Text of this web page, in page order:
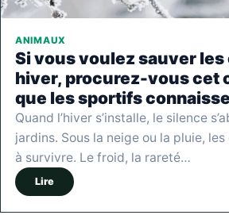
ANIMAUX
Si vous voulez sauver
hiver, procurez-vous cet
que les sportifs
Quand l’hiver s’installe, le silence
jardins. Sous la neige ou la pluie,
à survivre. Le froid, la rareté…
Lire